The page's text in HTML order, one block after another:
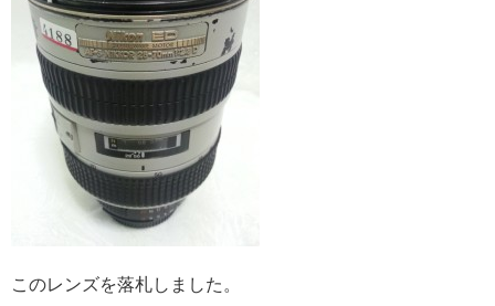
このレンズを落札しました。